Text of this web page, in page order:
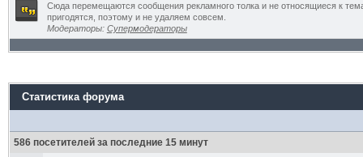
Сюда перемещаются сообщения рекламного толка и не относящиеся к
пригодятся, поэтому и не удаляем совсем.
Модераторы: Супермодераторы
Статистика форума
586 посетителей за последние 15 минут